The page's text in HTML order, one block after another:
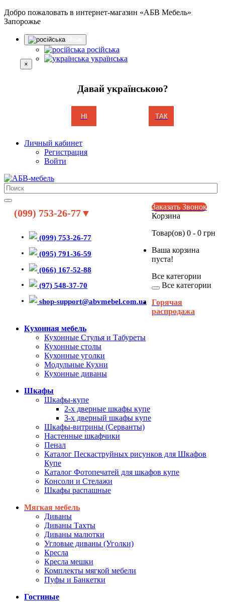
Добро пожаловать в интернет-магазин «АБВ Мебель»
Запорожье
російська
українська
×
Давай українською?
НІ ТАК
Личный кабинет
Регистрация
Войти
(099) 753-26-77▼
(099) 753-26-77
(095) 791-36-59
(066) 167-52-88
(97) 548-37-70
shop-support@abvmebel.com.ua
Заказать Звонок
Корзина
Товар(ов) 0 - 0 грн
Ваша корзина
пуста!
Все категории
Все категории
Горячая
распродажа
Кухонная мебель
Кухонные Стулья и Табуреты
Кухонные столы
Кухонные уголки
Модульные Кухни
Кухонные диваны
Шкафы
Шкафы-купе
2-х дверные шкафы купе
3-х дверный шкафы купе
Шкафы-витрины (Серванты)
Настенные шкафчики
Пенал
Каталог Пескаструйных рисунков для Шкафов
Купе
Каталог Фотопечатей для шкафов купе
Консоли и Стелажи
Шкафы распашные
Мягкая мебель
Диваны
Диваны Тахты
Диваны малютки
Угловые диваны (Уголки)
Кресла
Кресла мешки
Комплекты мягкой мебели
Пуфы и Банкетки
Гостиные